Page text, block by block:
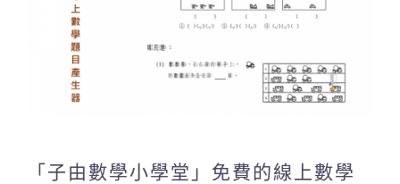
「子由數學小學堂」免費的線上數學